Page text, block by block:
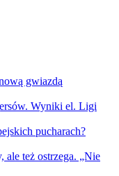
gwiazdą
Wyniki el. Ligi
pucharach?
ale też ostrzega. „Nie